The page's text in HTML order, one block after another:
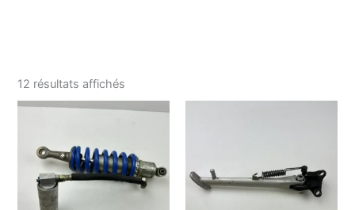
12 résultats affichés